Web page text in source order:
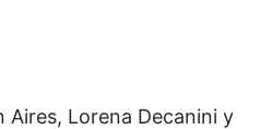
Lorena Decanini y